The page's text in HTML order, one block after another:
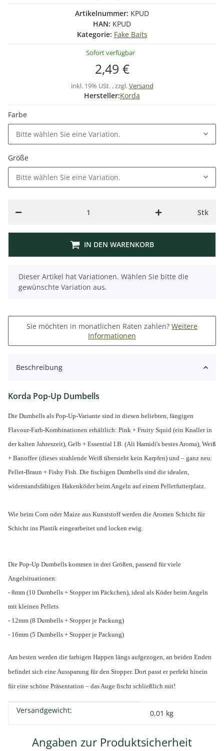
Artikelnummer: KPUD
HAN: KPUD
Kategorie: Fake Baits
Sofort verfügbar
2,49 €
inkl. 19% USt. , zzgl.Versand
Hersteller:Korda
Farbe
Bitte wählen Sie eine Variation.
Größe
Bitte wählen Sie eine Variation.
Stk
IN DEN WARENKORB
x
Dieser Artikel hat Variationen. Wählen Sie bitte die
gewünschte Variation aus.
Sie möchten in monatlichen Raten zahlen? Weitere
Informationen
Beschreibung
Korda Pop-Up Dumbells
Die Dumbells als Pop-Up-Variante sind in diesen beliebten, fängigen
Flavour-Farb-Kombinationen erhältlich: Pink + Fruity Squid (ein Knaller in
der kalten Jahreszeit), Gelb + Essential I.B. (Ali Hamidi's bestes Aroma), Weiß
+ Banoffee (dieses strahlende Weiß übersieht kein Karpfen) und – ganz neu:
Pellet-Braun + Fishy Fish. Die fischigen Dumbells sind die idealen,
widerstandsfähigen Hakenköder beim Angeln auf einem Pelletfutterplatz.
Wie beim Corn oder Maize aus Kunststoff werden die Aromen Schicht für
Schicht ins Plastik eingearbeitet und locken ewig.
Die Pop-Up Dumbells kommen in drei Größen, passend für viele
Angelsituationen:
- 8mm (10 Dumbells + Stopper im Päckchen), ideal als Köder beim Angeln
mit kleinen Pellets
- 12mm (8 Dumbells + Stopper je Packung)
- 16mm (5 Dumbells + Stopper je Packung)
Am besten werden die farbigen Happen längs aufgezogen, an beiden Enden
befindet sich eine Aussparung für den Stopper. Dort passt er perfekt hinein
für eine schöne Präsentation – das Auge fischt schließlich mit!
Produkteigenschaft
Wert
Versandgewicht: 0,01 kg
Angaben zur Produktsicherheit